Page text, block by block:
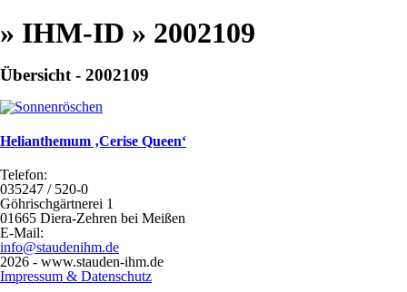
» IHM-ID » 2002109
Übersicht - 2002109
Helianthemum ‚Cerise Queen‘
Telefon:
035247 / 520-0
Göhrischgärtnerei 1
01665 Diera-Zehren bei Meißen
E-Mail:
info@staudenihm.de
2026 - www.stauden-ihm.de
Impressum & Datenschutz